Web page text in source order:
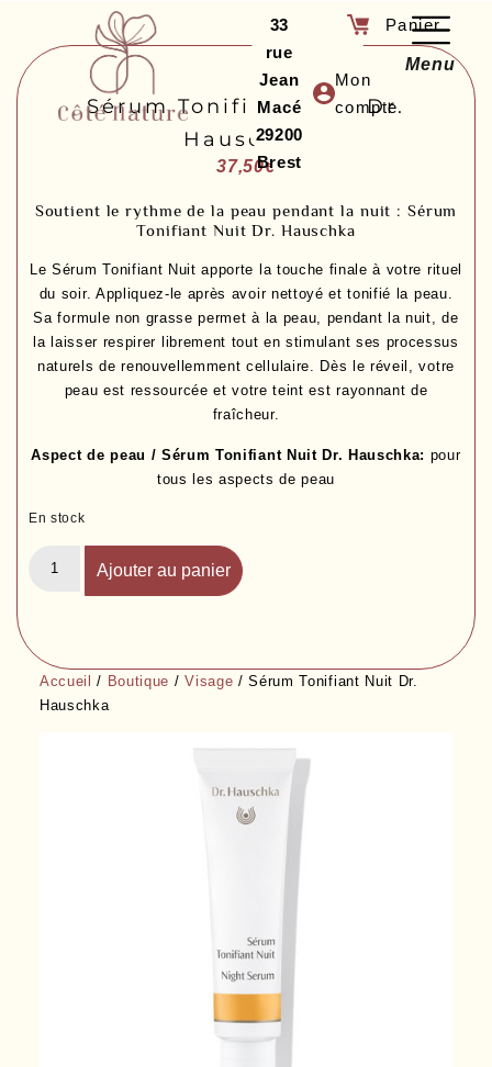
33
rue
Jean
Macé
29200
Brest
Mon
compte
Menu
Accueil / Boutique /Visage / Sérum Tonifiant Nuit Dr.
Hauschka
Sérum Tonifiant Nuit Dr.
Hauschka
37,50€
Soutient le rythme de la peau pendant la nuit : Sérum
Tonifiant Nuit Dr. Hauschka
Le Sérum Tonifiant Nuit apporte la touche finale à votre rituel
du soir. Appliquez-le après avoir nettoyé et tonifié la peau.
Sa formule non grasse permet à la peau, pendant la nuit, de
la laisser respirer librement tout en stimulant ses processus
naturels de renouvellemment cellulaire. Dès le réveil, votre
peau est ressourcée et votre teint est rayonnant de
fraîcheur.
Aspect de peau / Sérum Tonifiant Nuit Dr. Hauschka: pour
tous les aspects de peau
En stock
Ajouter au panier